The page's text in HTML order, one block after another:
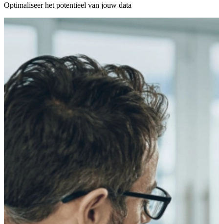
Optimaliseer het potentieel van jouw data